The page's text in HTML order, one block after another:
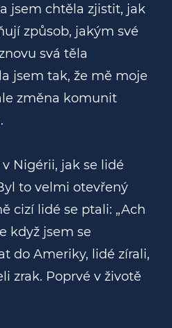
jsem chtěla zjistit, jak
způsob, jakým své
svá těla
jsem tak, že mě moje
změna komunit
Nigérii, jak se lidé
to velmi otevřený
cizí lidé se ptali: „Ach
když jsem se
do Ameriky, lidé zírali,
zrak. Poprvé v životě